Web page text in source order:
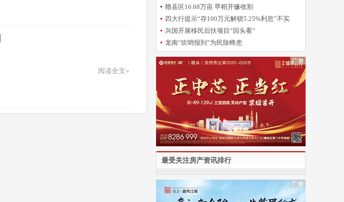
阅读全文»
赣县区16.68万亩 早稻开镰收割
四大行提示“存100万元解锁5.25%利息”不实
兴国开展移民后扶项目“回头看”
龙南“吹哨报到”为民除蜂患
最受关注房产资讯排行